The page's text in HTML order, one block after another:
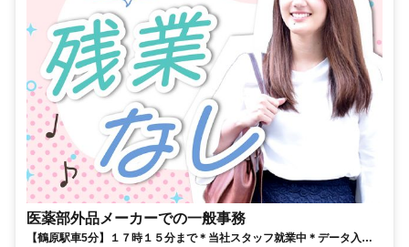
医薬部外品メーカーでの一般事務
【鶴原駅車5分】１７時１５分まで＊当社スタッフ就業中＊データ入力